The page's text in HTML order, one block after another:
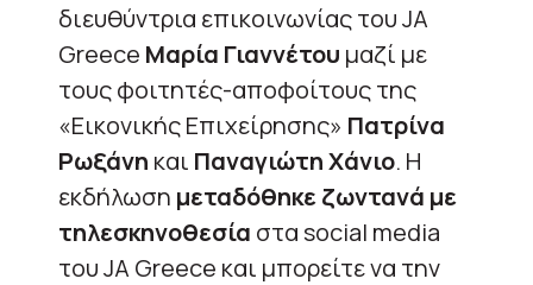
διευθύντρια επικοινωνίας του JA
Greece Μαρία Γιαννέτου μαζί με
τους φοιτητές-αποφοίτους της
«Εικονικής Επιχείρησης» Πατρίνα
Ρωξάνη και Παναγιώτη Χάνιο. Η
εκδήλωση μεταδόθηκε ζωντανά με
τηλεσκηνοθεσία στα social media
του JA Greece και μπορείτε να την